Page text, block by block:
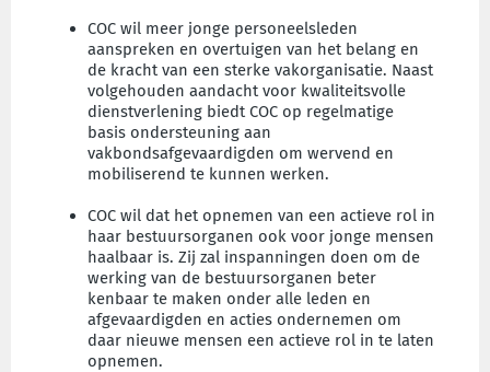
COC wil meer jonge personeelsleden
aanspreken en overtuigen van het belang en
de kracht van een sterke vakorganisatie. Naast
volgehouden aandacht voor kwaliteitsvolle
dienstverlening biedt COC op regelmatige
basis ondersteuning aan
vakbondsafgevaardigden om wervend en
mobiliserend te kunnen werken.
COC wil dat het opnemen van een actieve rol in
haar bestuursorganen ook voor jonge mensen
haalbaar is. Zij zal inspanningen doen om de
werking van de bestuursorganen beter
kenbaar te maken onder alle leden en
afgevaardigden en acties ondernemen om
daar nieuwe mensen een actieve rol in te laten
opnemen.